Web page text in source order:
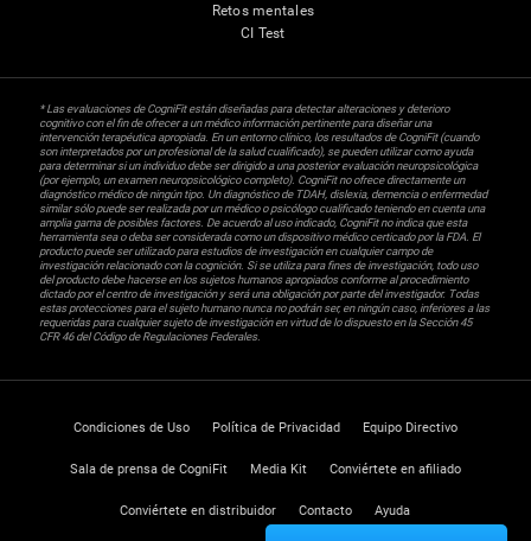
Retos mentales
CI Test
* Las evaluaciones de CogniFit están diseñadas para detectar alteraciones y deterioro
cognitivo con el fin de ofrecer a un médico información pertinente para diseñar una
intervención terapéutica apropiada. En un entorno clínico, los resultados de CogniFit (cuando
son interpretados por un profesional de la salud cualificado), se pueden utilizar como ayuda
para determinar si un individuo debe ser dirigido a una posterior evaluación neuropsicológica
(por ejemplo, un examen neuropsicológico completo). CogniFit no ofrece directamente un
diagnóstico médico de ningún tipo. Un diagnóstico de TDAH, dislexia, demencia o enfermedad
similar sólo puede ser realizada por un médico o psicólogo cualificado teniendo en cuenta una
amplia gama de posibles factores. De acuerdo al uso indicado, CogniFit no indica que esta
herramienta sea o deba ser considerada como un dispositivo médico certicado por la FDA. El
producto puede ser utilizado para estudios de investigación en cualquier campo de
investigación relacionado con la cognición. Si se utiliza para fines de investigación, todo uso
del producto debe hacerse en los sujetos humanos apropiados conforme al procedimiento
dictado por el centro de investigación y será una obligación por parte del investigador. Todas
estas protecciones para el sujeto humano nunca no podrán ser, en ningún caso, inferiores a las
requeridas para cualquier sujeto de investigación en virtud de lo dispuesto en la Sección 45
CFR 46 del Código de Regulaciones Federales.
Condiciones de Uso Política de Privacidad Equipo Directivo
Sala de prensa de CogniFit Media Kit Conviértete en afiliado
Conviértete en distribuidor Contacto Ayuda